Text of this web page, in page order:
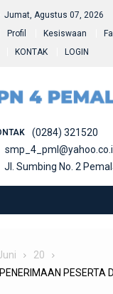
Jumat, Agustus 07, 2026
Profil Kesiswaan
KONTAK
LOGIN
(0284) 321520
Jl. Sumbing No. 2
20
PESERTA